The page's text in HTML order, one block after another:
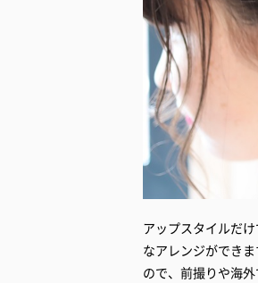
アップスタイルだ
なアレンジができ
ので、前撮りや海